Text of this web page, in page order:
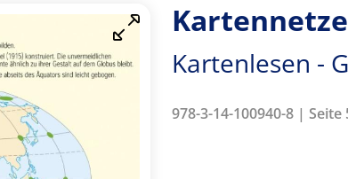
Kartenlesen -
978-3-14-100940-8 |